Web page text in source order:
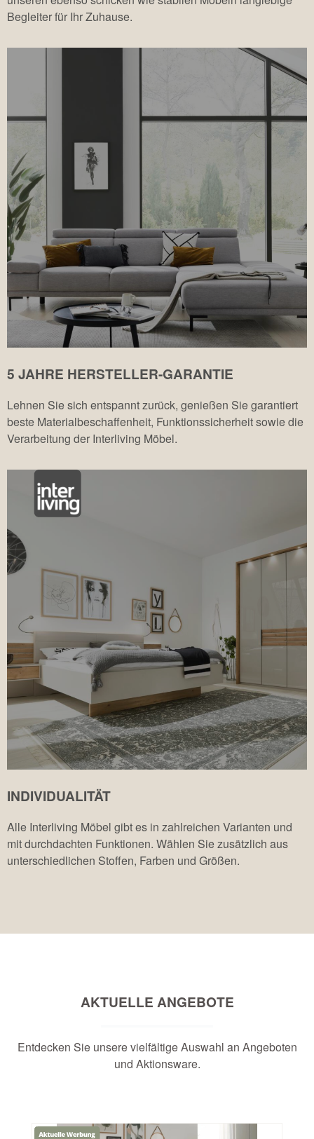
Begleiter für Ihr Zuhause.
5 JAHRE HERSTELLER-GARANTIE
Lehnen Sie sich entspannt zurück, genießen Sie garantiert
beste Materialbeschaffenheit, Funktionssicherheit sowie die
Verarbeitung der Interliving Möbel.
INDIVIDUALITÄT
Alle Interliving Möbel gibt es in zahlreichen Varianten und
mit durchdachten Funktionen. Wählen Sie zusätzlich aus
unterschiedlichen Stoffen, Farben und Größen.
AKTUELLE ANGEBOTE
Entdecken Sie unsere vielfältige Auswahl an Angeboten
und Aktionsware.
Produktgalerie überspringen